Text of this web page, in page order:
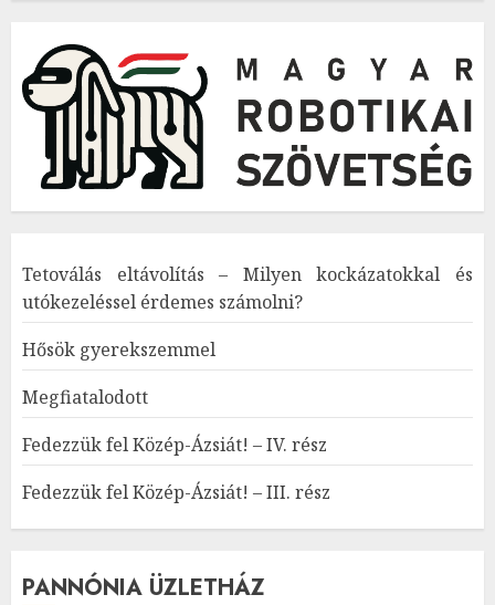
Tetoválás eltávolítás – Milyen kockázatokkal és
utókezeléssel érdemes számolni?
Hősök gyerekszemmel
Megfiatalodott
Fedezzük fel Közép-Ázsiát! – IV. rész
Fedezzük fel Közép-Ázsiát! – III. rész
PANNÓNIA ÜZLETHÁZ